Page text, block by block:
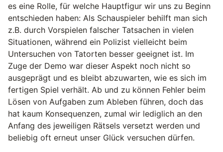
es eine Rolle, für welche Hauptfigur wir uns zu Beginn
entschieden haben: Als Schauspieler behilft man sich
z.B. durch Vorspielen falscher Tatsachen in vielen
Situationen, während ein Polizist vielleicht beim
Untersuchen von Tatorten besser geeignet ist. Im
Zuge der Demo war dieser Aspekt noch nicht so
ausgeprägt und es bleibt abzuwarten, wie es sich im
fertigen Spiel verhält. Ab und zu können Fehler beim
Lösen von Aufgaben zum Ableben führen, doch das
hat kaum Konsequenzen, zumal wir lediglich an den
Anfang des jeweiligen Rätsels versetzt werden und
beliebig oft erneut unser Glück versuchen dürfen.